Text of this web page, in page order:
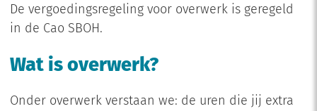
De vergoedingsregeling voor overwerk is geregeld
in de Cao SBOH.
Wat is overwerk?
Onder overwerk verstaan we: de uren die jij extra